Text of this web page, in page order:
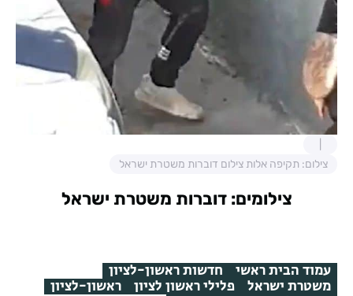
צילום: תקיפה אלות צילום דוברות משטרת ישראל
צילומים: דוברות משטרת ישראל
עמוד הבית ראשי חדשות ראשון-לציון
משטרת ישראל פלילי ראשון לציון ראשון-לציון